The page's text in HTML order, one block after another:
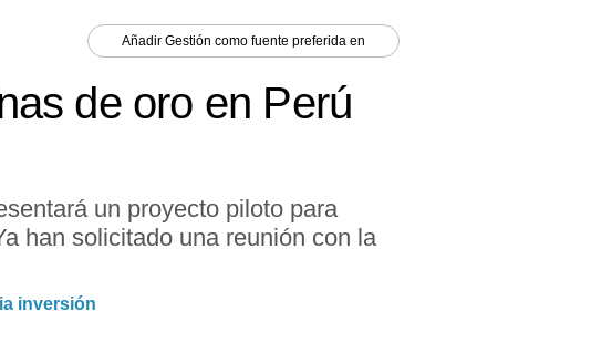
Añadir Gestión como fuente preferida en
de oro en Perú
un proyecto piloto para
han solicitado una reunión con la
inversión